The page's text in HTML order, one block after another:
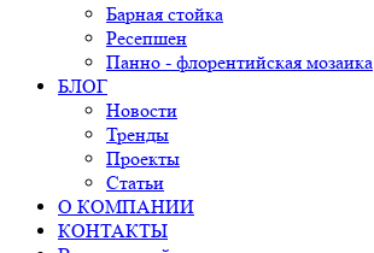
Барная стойка
Ресепшен
Панно - флорентийская мозаика
БЛОГ
Новости
Тренды
Проекты
Статьи
О КОМПАНИИ
КОНТАКТЫ